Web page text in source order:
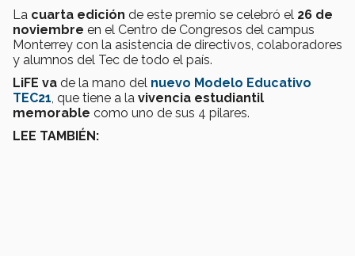
La cuarta edición de este premio se celebró el 26 de
noviembre en el Centro de Congresos del campus
Monterrey con la asistencia de directivos, colaboradores
y alumnos del Tec de todo el país.
LiFE va de la mano del nuevo Modelo Educativo
TEC21 , que tiene a la vivencia estudiantil
memorable como uno de sus 4 pilares.
LEE TAMBIÉN: